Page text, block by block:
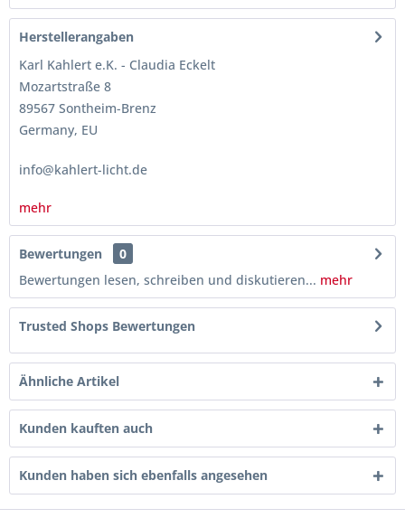
Herstellerangaben
Karl Kahlert e.K. - Claudia Eckelt
Mozartstraße 8
89567 Sontheim-Brenz
Germany, EU
info@kahlert-licht.de
mehr
Bewertungen
0
Bewertungen lesen, schreiben und diskutieren... mehr
Trusted Shops Bewertungen
Ähnliche Artikel
Kunden kauften auch
Kunden haben sich ebenfalls angesehen